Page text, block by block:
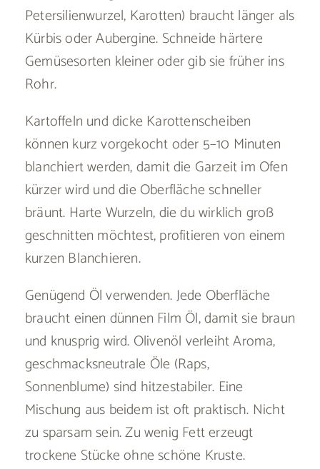
Petersilienwurzel, Karotten) braucht länger als
Kürbis oder Aubergine. Schneide härtere
Gemüsesorten kleiner oder gib sie früher ins
Rohr.
Kartoffeln und dicke Karottenscheiben
können kurz vorgekocht oder 5–10 Minuten
blanchiert werden, damit die Garzeit im Ofen
kürzer wird und die Oberfläche schneller
bräunt. Harte Wurzeln, die du wirklich groß
geschnitten möchtest, profitieren von einem
kurzen Blanchieren.
Genügend Öl verwenden. Jede Oberfläche
braucht einen dünnen Film Öl, damit sie braun
und knusprig wird. Olivenöl verleiht Aroma,
geschmacksneutrale Öle (Raps,
Sonnenblume) sind hitzestabiler. Eine
Mischung aus beidem ist oft praktisch. Nicht
zu sparsam sein. Zu wenig Fett erzeugt
trockene Stücke ohne schöne Kruste.